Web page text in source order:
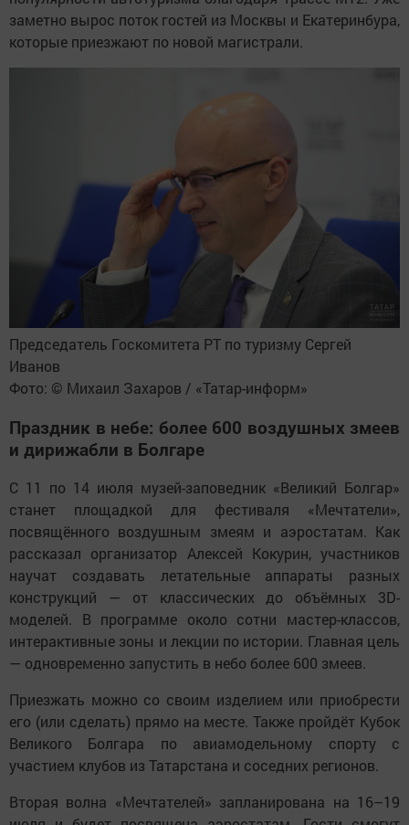
заметно вырос поток гостей из Москвы и Екатеринбура,
которые приезжают по новой магистрали.
Председатель Госкомитета РТ по туризму Сергей
Иванов
Фото: © Михаил Захаров / «Татар-информ»
Праздник в небе: более 600 воздушных змеев
и дирижабли в Болгаре
С 11 по 14 июля музей-заповедник «Великий Болгар»
станет площадкой для фестиваля «Мечтатели»,
посвящённого воздушным змеям и аэростатам. Как
рассказал организатор Алексей Кокурин, участников
научат создавать летательные аппараты разных
конструкций — от классических до объёмных 3D-
моделей. В программе около сотни мастер-классов,
интерактивные зоны и лекции по истории. Главная цель
— одновременно запустить в небо более 600 змеев.
Приезжать можно со своим изделием или приобрести
его (или сделать) прямо на месте. Также пройдёт Кубок
Великого Болгара по авиамодельному спорту с
участием клубов из Татарстана и соседних регионов.
Вторая волна «Мечтателей» запланирована на 16–19